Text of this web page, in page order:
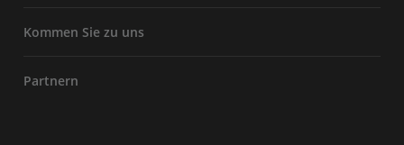
Kommen Sie zu uns
Partnern